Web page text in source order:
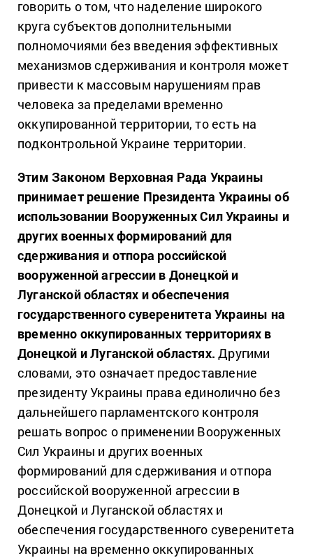
говорить о том, что наделение широкого
круга субъектов дополнительными
полномочиями без введения эффективных
механизмов сдерживания и контроля может
привести к массовым нарушениям прав
человека за пределами временно
оккупированной территории, то есть на
подконтрольной Украине территории.
Этим Законом Верховная Рада Украины
принимает решение Президента Украины об
использовании Вооруженных Сил Украины и
других военных формирований для
сдерживания и отпора российской
вооруженной агрессии в Донецкой и
Луганской областях и обеспечения
государственного суверенитета Украины на
временно оккупированных территориях в
Донецкой и Луганской областях. Другими
словами, это означает предоставление
президенту Украины права единолично без
дальнейшего парламентского контроля
решать вопрос о применении Вооруженных
Сил Украины и других военных
формирований для сдерживания и отпора
российской вооруженной агрессии в
Донецкой и Луганской областях и
обеспечения государственного суверенитета
Украины на временно оккупированных